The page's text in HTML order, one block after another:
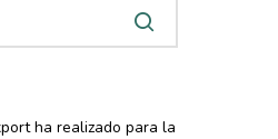
ha realizado para la